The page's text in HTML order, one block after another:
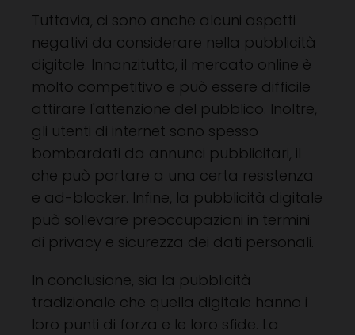
Tuttavia, ci sono anche alcuni aspetti
negativi da considerare nella pubblicità
digitale. Innanzitutto, il mercato online è
molto competitivo e può essere difficile
attirare l'attenzione del pubblico. Inoltre,
gli utenti di internet sono spesso
bombardati da annunci pubblicitari, il
che può portare a una certa resistenza
e ad-blocker. Infine, la pubblicità digitale
può sollevare preoccupazioni in termini
di privacy e sicurezza dei dati personali.
In conclusione, sia la pubblicità
tradizionale che quella digitale hanno i
loro punti di forza e le loro sfide. La